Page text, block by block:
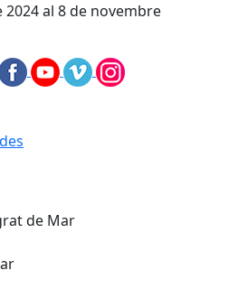
al 8 de novembre
de Mar